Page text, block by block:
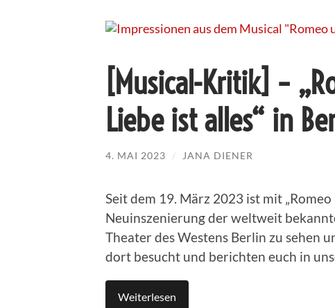
[Musical-Kritik] –
Liebe ist alles“ in
4. MAI 2023 / JANA DIENER
Seit dem 19. März 2023 ist mit
Neuinszenierung der weltweit
Theater des Westens Berlin zu sehen
dort besucht und berichten euch in
Weiterlesen